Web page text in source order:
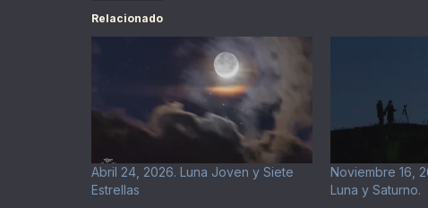
Relacionado
Abril 24, 2026. Luna Joven y Siete
Estrellas
Noviembre 16,
Luna y Saturno.